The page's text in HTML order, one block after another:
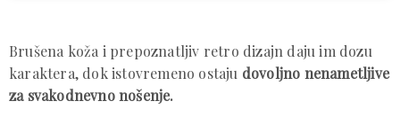
Brušena koža i prepoznatljiv retro dizajn daju im dozu
karaktera, dok istovremeno ostaju dovoljno nenametljive
za svakodnevno nošenje.